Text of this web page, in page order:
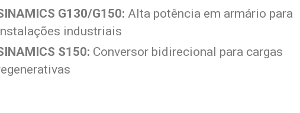
G130/G150: Alta potência em armário para
industriais
S150: Conversor bidirecional para cargas